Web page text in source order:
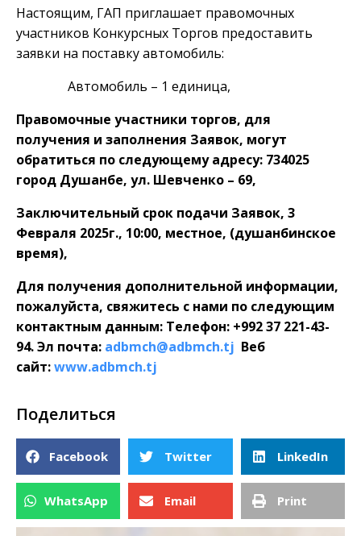
Настоящим, ГАП приглашает правомочных
участников Конкурсных Торгов предоставить
заявки на поставку автомобиль:
Автомобиль – 1 единица,
Правомочные участники торгов, для
получения и заполнения Заявок, могут
обратиться по следующему адресу: 734025
город Душанбе, ул. Шевченко – 69,
Заключительный срок подачи Заявок, 3
Февраля 2025г., 10:00, местное, (душанбинское
время),
Для получения дополнительной информации,
пожалуйста, свяжитесь с нами по следующим
контактным данным: Телефон: +992 37 221-43-
94. Эл почта: adbmch@adbmch.tj Веб
сайт:www.adbmch.tj
Поделиться
Facebook Twitter LinkedIn
WhatsApp Email Print